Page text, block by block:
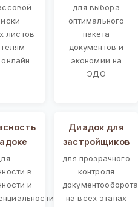
листов
для выбора
оптимального
пакета
документов и
экономии на
ЭДО
в
и
Диадок для
застройщиков
для прозрачного
контроля
документооборота
на всех этапах